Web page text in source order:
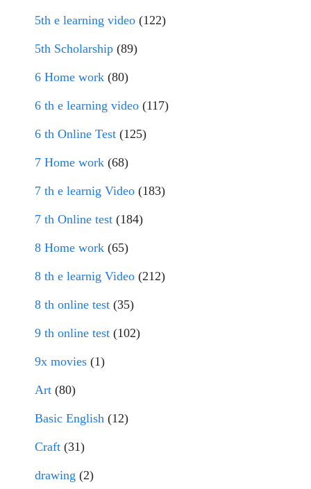
5th e learning video (122)
5th Scholarship (89)
6 Home work (80)
6 th e learning video (117)
6 th Online Test (125)
7 Home work (68)
7 th e learnig Video (183)
7 th Online test (184)
8 Home work (65)
8 th e learnig Video (212)
8 th online test (35)
9 th online test (102)
9x movies (1)
Art (80)
Basic English (12)
Craft (31)
drawing (2)